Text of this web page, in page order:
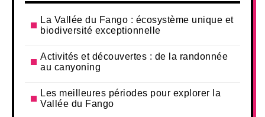
La Vallée du Fango : écosystème unique et
biodiversité exceptionnelle
Activités et découvertes : de la randonnée
au canyoning
Les meilleures périodes pour explorer la
Vallée du Fango